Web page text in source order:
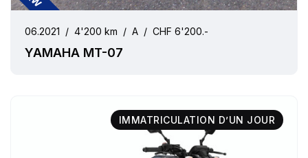
06.2021 / 4'200 km / A / CHF 6'200.-
YAMAHA MT-07
IMMATRICULATION D’UN JOUR